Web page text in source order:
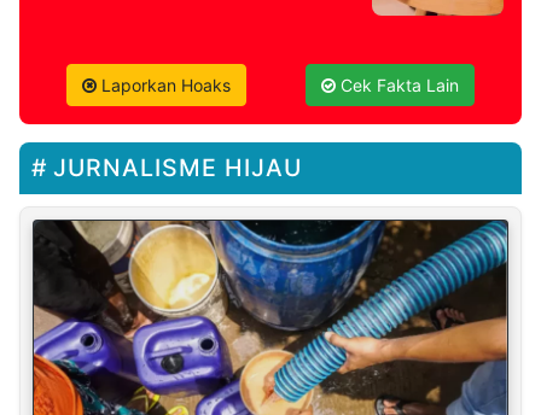
Laporkan Hoaks Cek Fakta Lain
JURNALISME HIJAU